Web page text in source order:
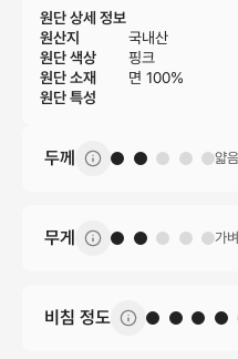
원단 상세 정보
원산지
국내산
원단 색상
핑크
원단 소재
면 100%
원단 특성
두께 얇음
무게 가
비침 정도